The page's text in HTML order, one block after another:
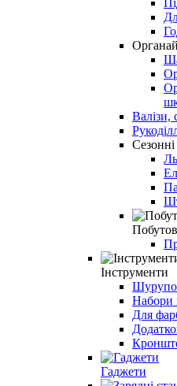
Валізи,
Сезонні
Інструменти
Набори
Для
Гаджети